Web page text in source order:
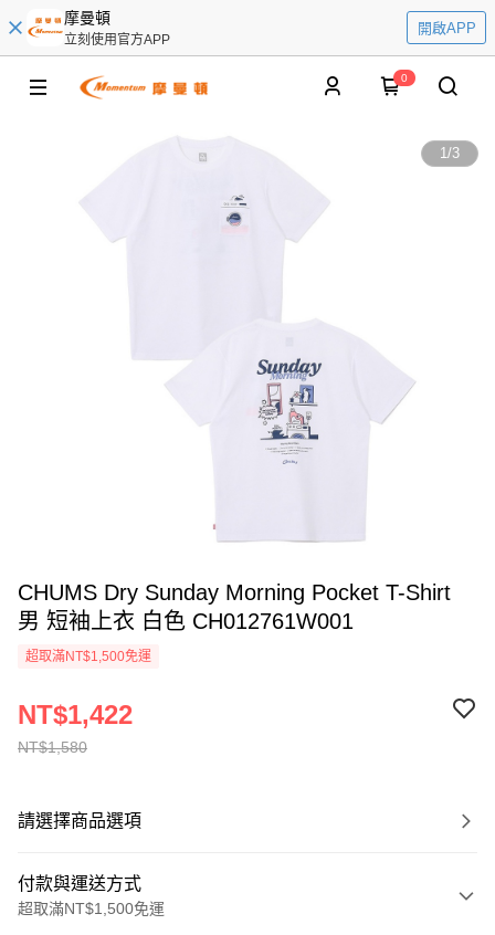
摩曼頓
立刻使用官方APP
開啟APP
0
1/3
CHUMS Dry Sunday Morning Pocket T-Shirt
男 短袖上衣 白色 CH012761W001
超取滿NT$1,500免運
NT$1,580
NT$1,422
請選擇商品選項
付款與運送方式
超取滿NT$1,500免運